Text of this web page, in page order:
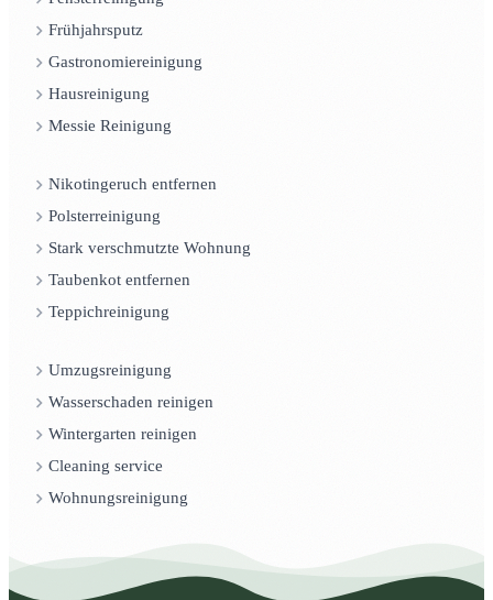
Frühjahrsputz
Gastronomiereinigung
Hausreinigung
Messie Reinigung
Nikotingeruch entfernen
Polsterreinigung
Stark verschmutzte Wohnung
Taubenkot entfernen
Teppichreinigung
Umzugsreinigung
Wasserschaden reinigen
Wintergarten reinigen
Cleaning service
Wohnungsreinigung